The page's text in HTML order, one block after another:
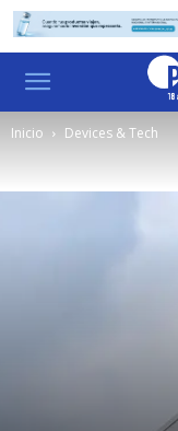
Inicio Devices & Tech